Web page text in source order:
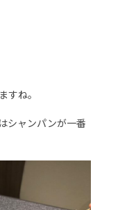
すね。
シャンパンが一番